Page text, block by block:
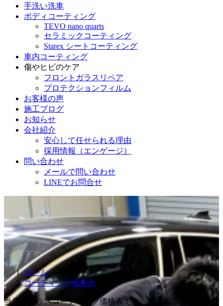
手洗い洗車
ボディコーティング
TEVO nano quarts
セラミックコーティング
Starex シートコーティング
車内コーティング
傷やヒビのケア
フロントガラスリペア
プロテクションフィルム
お客様の声
施工ブログ
お知らせ
会社紹介
安心して任せられる理由
採用情報（エンゲージ）
問い合わせ
メールで問い合わせ
LINEでお問合せ
ホーム
コーティング価格表
当店のガラスコーティング価格表です。※記載価格には消費